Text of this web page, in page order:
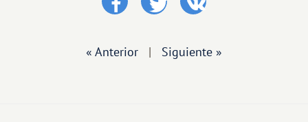
« Anterior | Siguiente »